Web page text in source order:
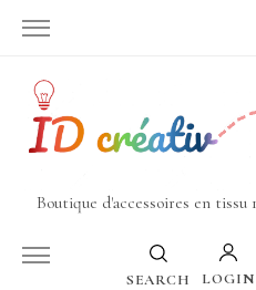
Boutique d'accessoires en tissu
SEARCH LOGIN